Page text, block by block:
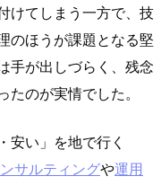
けてしまう一方で、技
のほうが課題となる堅
手が出しづらく、残念
のが実情でした。
安い」を地で行く
サルティングや運用